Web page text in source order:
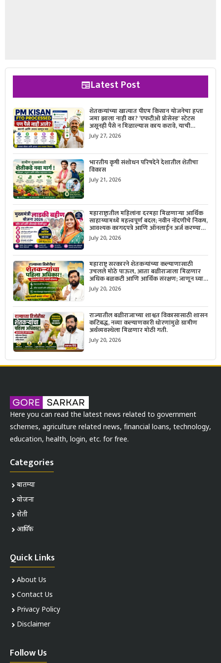
Latest Post
शेतकऱ्यांच्या खात्यात पीएम किसान योजनेचा हप्ता
जमा झाला नाही का? ‘एफटीओ प्रोसेस्ड’ स्टेटस
असूनही पैसे न मिळाल्यास काय करावे, याची
सविस्तर माहिती जाणून घ्या.
July 27, 2026
भारतीय कृषी संशोधन परिषदेने देशातील शेतीचा
विकास
July 21, 2026
महाराष्ट्रातील महिलांना दरमहा मिळणाऱ्या आर्थिक
साहाय्यामध्ये महत्त्वपूर्ण बदल; नवीन नोंदणीचे निकष,
आवश्यक कागदपत्रे आणि ऑनलाईन अर्ज करण्याची
सोपी प्रक्रिया जाणून घ्या.
July 20, 2026
महाराष्ट्र सरकारने शेतकऱ्यांच्या कल्याणासाठी
उचलले मोठे पाऊल, आता बळीराजाला मिळणार
अधिक बळकटी आणि आर्थिक संरक्षण; जाणून घ्या
सरकारचा नवा संकल्प.
July 20, 2026
राज्यातील बळीराजाच्या शाश्वत विकासासाठी शासन
कटिबद्ध, नव्या कल्याणकारी धोरणांमुळे ग्रामीण
अर्थव्यवस्थेला मिळणार मोठी गती.
July 20, 2026
Here you can read the latest news related to government
schemes, agriculture related news, financial loans, technology,
education, health, login, etc. for free.
Categories
बातम्या
योजना
शेती
आर्थिक
Quick Links
About Us
Contact Us
Privacy Policy
Disclaimer
Follow Us